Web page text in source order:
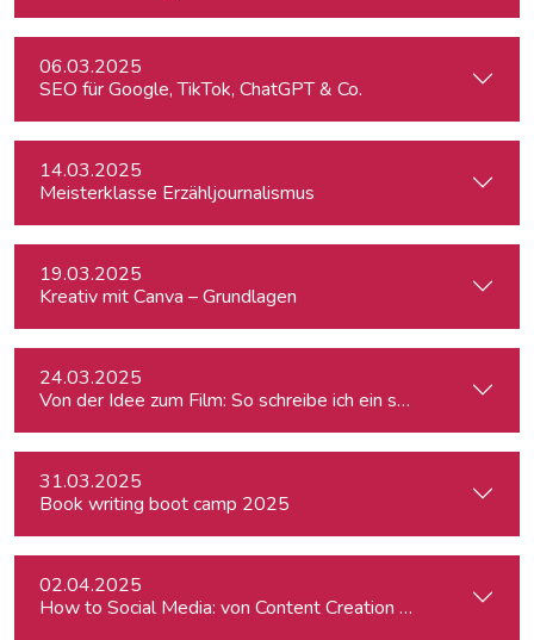
06.03.2025
SEO für Google, TikTok, ChatGPT & Co.
14.03.2025
Meisterklasse Erzähljournalismus
19.03.2025
Kreativ mit Canva – Grundlagen
24.03.2025
Von der Idee zum Film: So schreibe ich ein schlüssiges
31.03.2025
Book writing boot camp 2025
02.04.2025
How to Social Media: von Content Creation bis zum